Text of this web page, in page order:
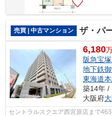
売買 | 中古マンション ザ・パ
6,180
阪急宝
地下鉄
東海道
築14年 /
大阪府
セントラルスクエア西宮原店まで